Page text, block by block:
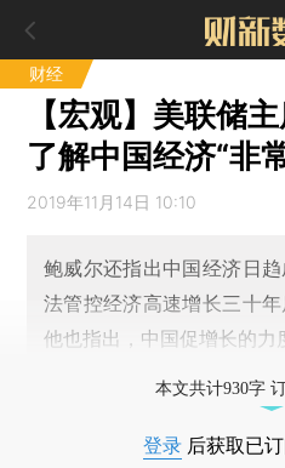
财经
【宏观】美联储
了解中国经济“非
2019年11月14日 10:10
鲍威尔还指出中国经济日
法管控经济高速增长三十
他也指出，中国促增长的力
本文共计930字
登录 后获取已